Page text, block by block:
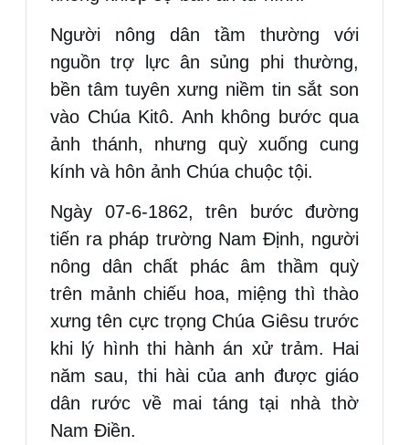
Người nông dân tầm thường với
nguồn trợ lực ân sủng phi thường,
bền tâm tuyên xưng niềm tin sắt son
vào Chúa Kitô. Anh không bước qua
ảnh thánh, nhưng quỳ xuống cung
kính và hôn ảnh Chúa chuộc tội.
Ngày 07-6-1862, trên bước đường
tiến ra pháp trường Nam Định, người
nông dân chất phác âm thầm quỳ
trên mảnh chiếu hoa, miệng thì thào
xưng tên cực trọng Chúa Giêsu trước
khi lý hình thi hành án xử trảm. Hai
năm sau, thi hài của anh được giáo
dân rước về mai táng tại nhà thờ
Nam Điền.